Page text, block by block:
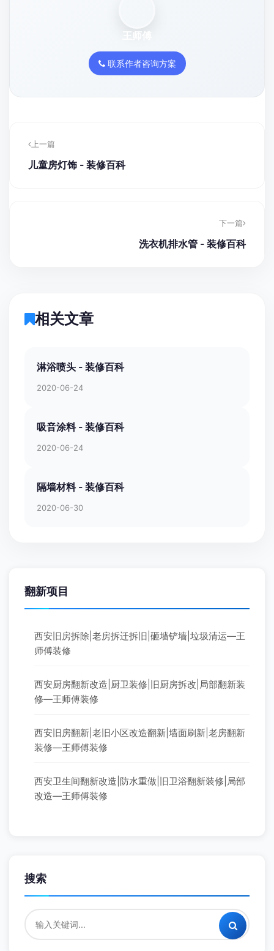
王师傅
联系作者咨询方案
上一篇
儿童房灯饰 - 装修百科
下一篇
洗衣机排水管 - 装修百科
相关文章
淋浴喷头 - 装修百科
2020-06-24
吸音涂料 - 装修百科
2020-06-24
隔墙材料 - 装修百科
2020-06-30
翻新项目
西安旧房拆除|老房拆迁拆旧|砸墙铲墙|垃圾清运—王
师傅装修
西安厨房翻新改造|厨卫装修|旧厨房拆改|局部翻新装
修—王师傅装修
西安旧房翻新|老旧小区改造翻新|墙面刷新|老房翻新
装修—王师傅装修
西安卫生间翻新改造|防水重做|旧卫浴翻新装修|局部
改造—王师傅装修
搜索